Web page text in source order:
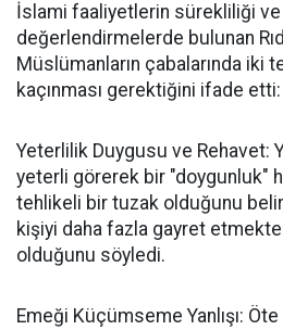
İslami faaliyetlerin sürekliliği
değerlendirmelerde bulunan
Müslümanların çabalarında iki
kaçınması gerektiğini ifade etti:
Yeterlilik Duygusu ve Rehavet:
yeterli görerek bir "doygunluk"
tehlikeli bir tuzak olduğunu
kişiyi daha fazla gayret
olduğunu söyledi.
Emeği Küçümseme Yanlışı: Öte